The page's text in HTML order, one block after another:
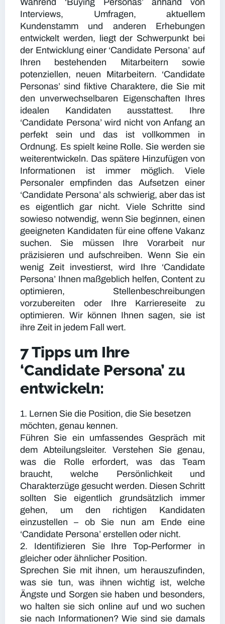
Während ‘Buying Personas’ anhand von
Interviews, Umfragen, aktuellem
Kundenstamm und anderen Erhebungen
entwickelt werden, liegt der Schwerpunkt bei
der Entwicklung einer ‘Candidate Persona’ auf
Ihren bestehenden Mitarbeitern sowie
potenziellen, neuen Mitarbeitern. ‘Candidate
Personas’ sind fiktive Charaktere, die Sie mit
den unverwechselbaren Eigenschaften Ihres
idealen Kandidaten ausstattest. Ihre
‘Candidate Persona’ wird nicht von Anfang an
perfekt sein und das ist vollkommen in
Ordnung. Es spielt keine Rolle. Sie werden sie
weiterentwickeln. Das spätere Hinzufügen von
Informationen ist immer möglich. Viele
Personaler empfinden das Aufsetzen einer
‘Candidate Persona’ als schwierig, aber das ist
es eigentlich gar nicht. Viele Schritte sind
sowieso notwendig, wenn Sie beginnen, einen
geeigneten Kandidaten für eine offene Vakanz
suchen. Sie müssen Ihre Vorarbeit nur
präzisieren und aufschreiben. Wenn Sie ein
wenig Zeit investierst, wird Ihre ‘Candidate
Persona’ Ihnen maßgeblich helfen, Content zu
optimieren, Stellenbeschreibungen
vorzubereiten oder Ihre Karriereseite zu
optimieren. Wir können Ihnen sagen, sie ist
ihre Zeit in jedem Fall wert.
7 Tipps um Ihre
‘Candidate Persona’ zu
entwickeln:
1. Lernen Sie die Position, die Sie besetzen
möchten, genau kennen.
Führen Sie ein umfassendes Gespräch mit
dem Abteilungsleiter. Verstehen Sie genau,
was die Rolle erfordert, was das Team
braucht, welche Persönlichkeit und
Charakterzüge gesucht werden. Diesen Schritt
sollten Sie eigentlich grundsätzlich immer
gehen, um den richtigen Kandidaten
einzustellen – ob Sie nun am Ende eine
‘Candidate Persona’ erstellen oder nicht.
2. Identifizieren Sie Ihre Top-Performer in
gleicher oder ähnlicher Position.
Sprechen Sie mit ihnen, um herauszufinden,
was sie tun, was ihnen wichtig ist, welche
Ängste und Sorgen sie haben und besonders,
wo halten sie sich online auf und wo suchen
sie nach Informationen? Wie sind sie damals